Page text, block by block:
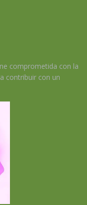
comprometida con la
contribuir con un